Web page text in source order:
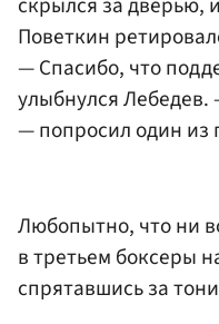
Поветкин
— Спасибо, что
улыбнулся
— попросил один из
Любопытно, что ни
в третьем боксеры
спрятавшись за